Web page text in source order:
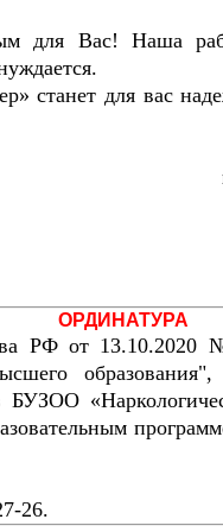
для Вас! Наша
станет для вас
ОРДИНАТУРА
РФ от
26.